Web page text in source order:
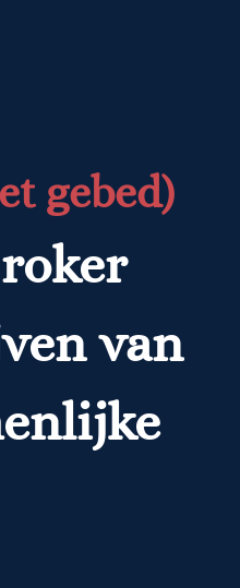
gebed)
van